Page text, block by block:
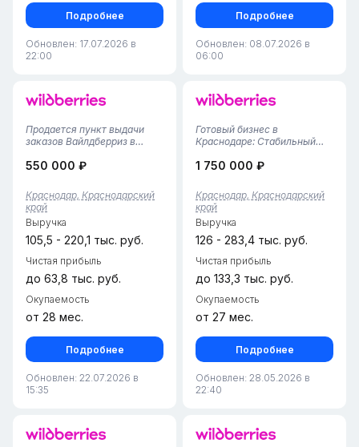
Подробнее
Обновлен: 17.07.2026 в
22:00
Подробнее
Обновлен: 08.07.2026 в
06:00
Продается пункт выдачи
заказов Вайлдберриз в
полностью готовый,
объект. Площадь — 66 кв. м:
просторная клиентская
зона, современные
примерочные и вместител...
550 000 ₽
Краснодар, Краснодарский
край
Выручка
105,5 - 220,1 тыс. руб.
Чистая прибыль
до 63,8 тыс. руб.
Окупаемость
от 28 мес.
Подробнее
Обновлен: 22.07.2026 в
15:35
Готовый бизнес в
Краснодаре: Стабильный
Работает с ноября 2024
приобретению полностью
отлаженный и
перспективный пункт
выдачи заказов Wildberries в
Краснодар...
1 750 000 ₽
Краснодар, Краснодарский
край
Выручка
126 - 283,4 тыс. руб.
Чистая прибыль
до 133,3 тыс. руб.
Окупаемость
от 27 мес.
Подробнее
Обновлен: 28.05.2026 в
22:40